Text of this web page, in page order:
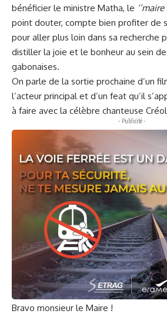
bénéficier le ministre Matha, le
point douter, compte bien profiter de
pour aller plus loin dans sa recherche
distiller la joie et le bonheur au sein
gabonaises.
On parle de la sortie prochaine d’un
l’acteur principal et d’un feat qu’il
à faire avec la célèbre chanteuse
- Publicité -
Bravo monsieur le Maire !